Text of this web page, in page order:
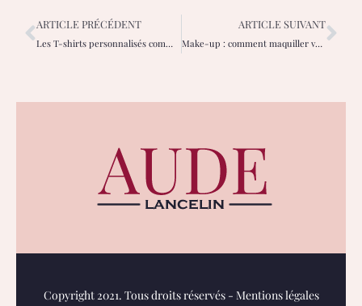
ARTICLE PRÉCÉDENT
Les T-shirts personnalisés comme cadeaux uniques : les différentes étapes pour un choix optimal
ARTICLE SUIVANT
Make-up : comment maquiller vos lèvres ?
Copyright 2021. Tous droits réservés - Mentions légales